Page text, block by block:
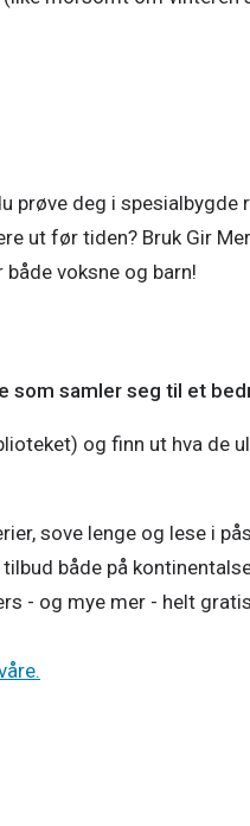
prøve deg i
ut før tiden? Bruk Gir
voksne og barn!
som samler seg til et
og finn ut hva de
sove lenge og lese i
både på
- og mye mer - helt